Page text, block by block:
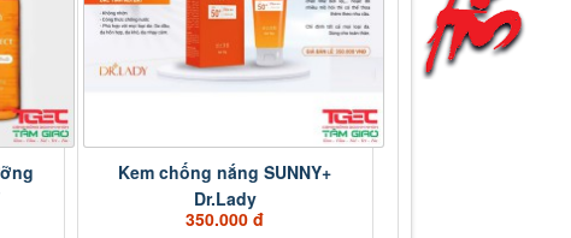
Kem chống nắng SUNNY+
Dr.Lady
350.000 đ